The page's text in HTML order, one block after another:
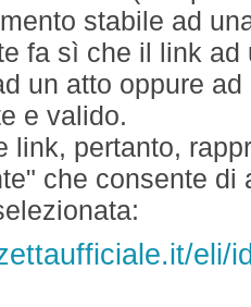
stabile ad
fa sì che il link
un atto oppure
e valido.
link, pertanto,
che consente
eli/